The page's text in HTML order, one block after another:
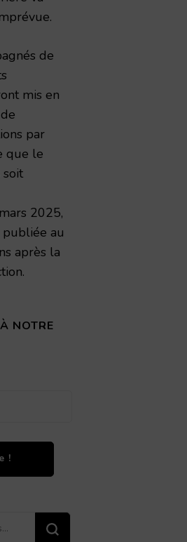
de
mis en
par
que le
soit
2025,
au
après la
NOTRE